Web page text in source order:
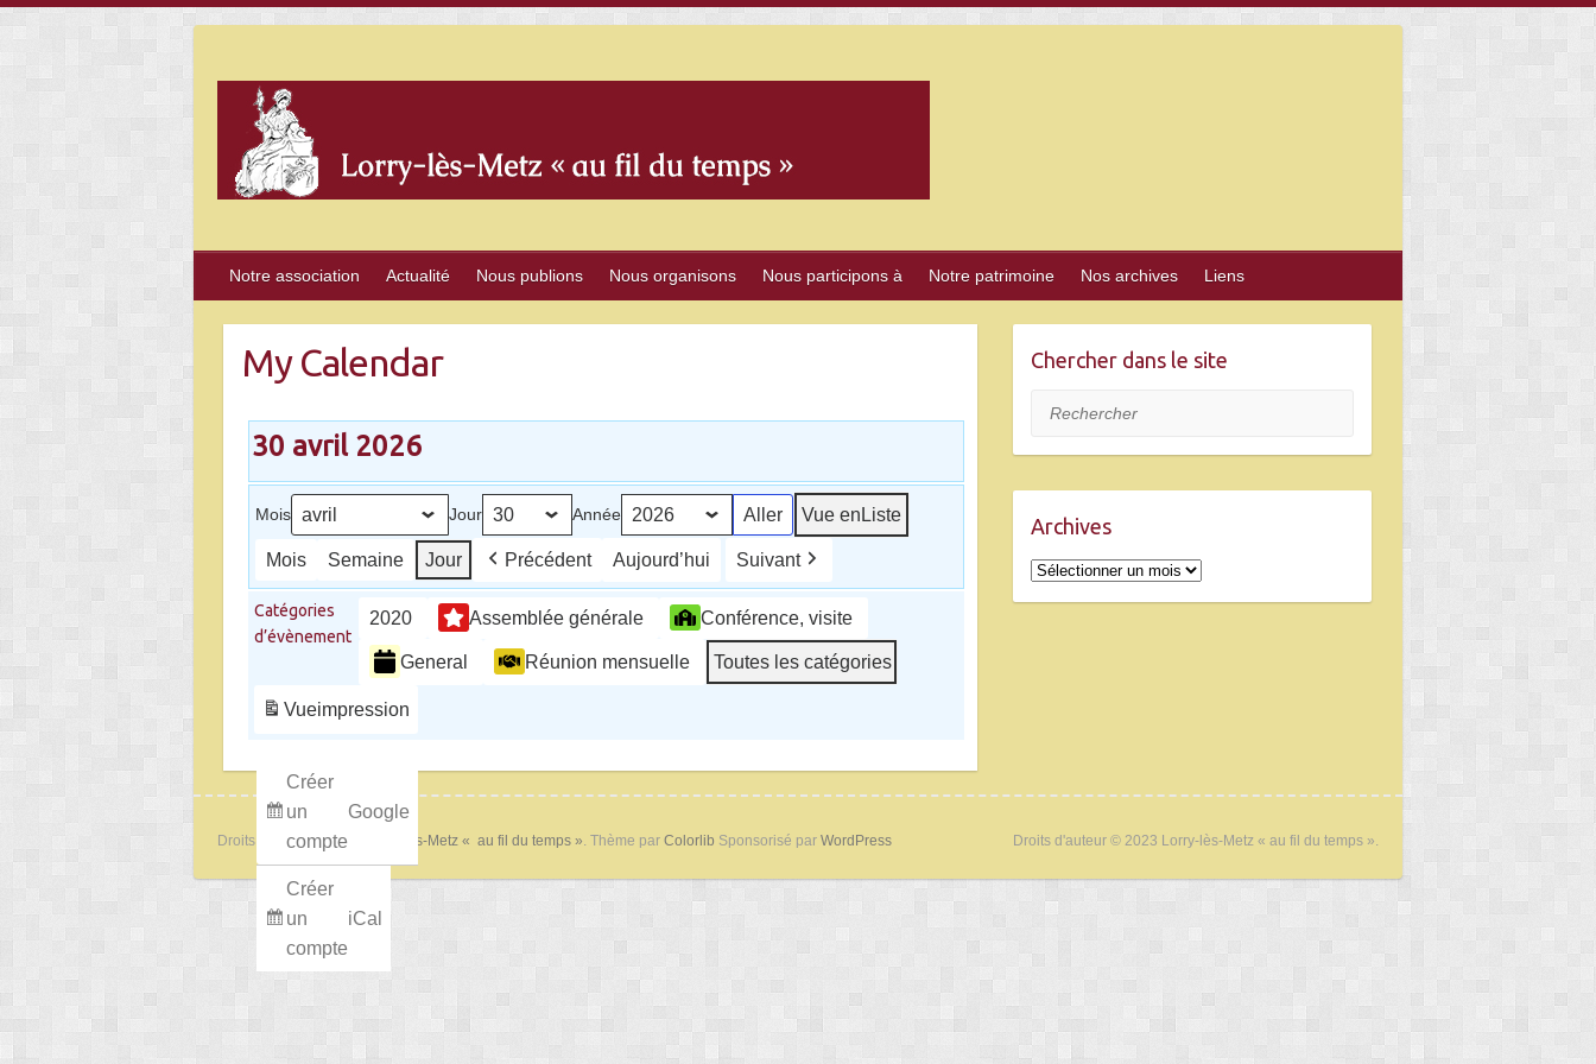
content
Notre association Actualité Nous publions Nous organisons Nous participons à Notre patrimoine Nos archives Liens
My Calendar
30 avril 2026
Mois Jour Année Vue en Liste
Mois Semaine Jour Précédent Aujourd’hui Suivant
Catégories
d’évènement
2020 Assemblée générale Conférence, visite
General Réunion mensuelle Toutes les catégories
Créer
un
compte
Google
Créer
un
compte
iCal
Vueimpression
Chercher dans le site
Rechercher
Archives
Archives
Droits d'auteur © 2026 Lorry-lès-Metz « au fil du temps ». Thème par Colorlib Sponsorisé par WordPress Droits d'auteur © 2023 Lorry-lès-Metz « au fil du temps ».